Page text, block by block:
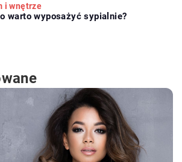
i wnętrze
warto wyposażyć sypialnie?